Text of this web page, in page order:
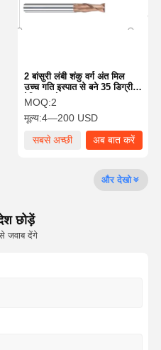
समाचार मामले
2 बांसुरी लंबी शंकु वर्ग अंत मिल
उच्च गति इस्पात से बने 35 डिग्री
हेलिक्स कोण
MOQ:2
मूल्य:4—200 USD
सबसे अच्छी
अब बात करें
और देखो
छोड़ें
जवाब देंगे